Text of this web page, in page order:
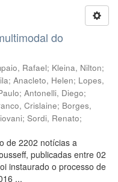
do
Rafael; Kleina, Nilton;
; Anacleto, Helen; Lopes,
; Antonelli, Diego;
Crislaine; Borges,
; Sordi, Renato;
de 2202 notícias a
publicadas entre 02
instaurado o processo de
...